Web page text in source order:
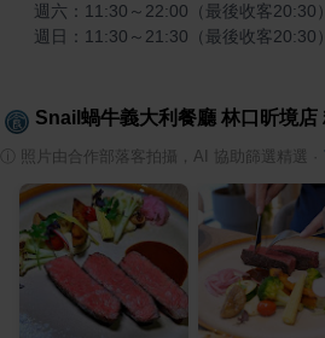
週六：11:30～22:00（最後收客20:30
週日：11:30～21:30（最後收客20:30
Snail蝸牛義大利餐廳 林口昕境店
照片由合作部落客拍攝，AI 協助篩選精選